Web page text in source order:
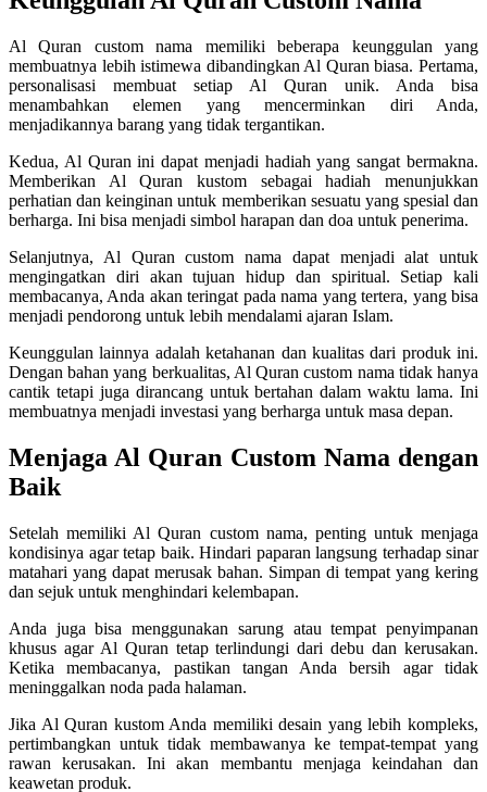
Al Quran custom nama memiliki beberapa keunggulan yang
membuatnya lebih istimewa dibandingkan Al Quran biasa. Pertama,
personalisasi membuat setiap Al Quran unik. Anda bisa
menambahkan elemen yang mencerminkan diri Anda,
menjadikannya barang yang tidak tergantikan.
Kedua, Al Quran ini dapat menjadi hadiah yang sangat bermakna.
Memberikan Al Quran kustom sebagai hadiah menunjukkan
perhatian dan keinginan untuk memberikan sesuatu yang spesial dan
berharga. Ini bisa menjadi simbol harapan dan doa untuk penerima.
Selanjutnya, Al Quran custom nama dapat menjadi alat untuk
mengingatkan diri akan tujuan hidup dan spiritual. Setiap kali
membacanya, Anda akan teringat pada nama yang tertera, yang bisa
menjadi pendorong untuk lebih mendalami ajaran Islam.
Keunggulan lainnya adalah ketahanan dan kualitas dari produk ini.
Dengan bahan yang berkualitas, Al Quran custom nama tidak hanya
cantik tetapi juga dirancang untuk bertahan dalam waktu lama. Ini
membuatnya menjadi investasi yang berharga untuk masa depan.
Menjaga Al Quran Custom Nama dengan
Baik
Setelah memiliki Al Quran custom nama, penting untuk menjaga
kondisinya agar tetap baik. Hindari paparan langsung terhadap sinar
matahari yang dapat merusak bahan. Simpan di tempat yang kering
dan sejuk untuk menghindari kelembapan.
Anda juga bisa menggunakan sarung atau tempat penyimpanan
khusus agar Al Quran tetap terlindungi dari debu dan kerusakan.
Ketika membacanya, pastikan tangan Anda bersih agar tidak
meninggalkan noda pada halaman.
Jika Al Quran kustom Anda memiliki desain yang lebih kompleks,
pertimbangkan untuk tidak membawanya ke tempat-tempat yang
rawan kerusakan. Ini akan membantu menjaga keindahan dan
keawetan produk.